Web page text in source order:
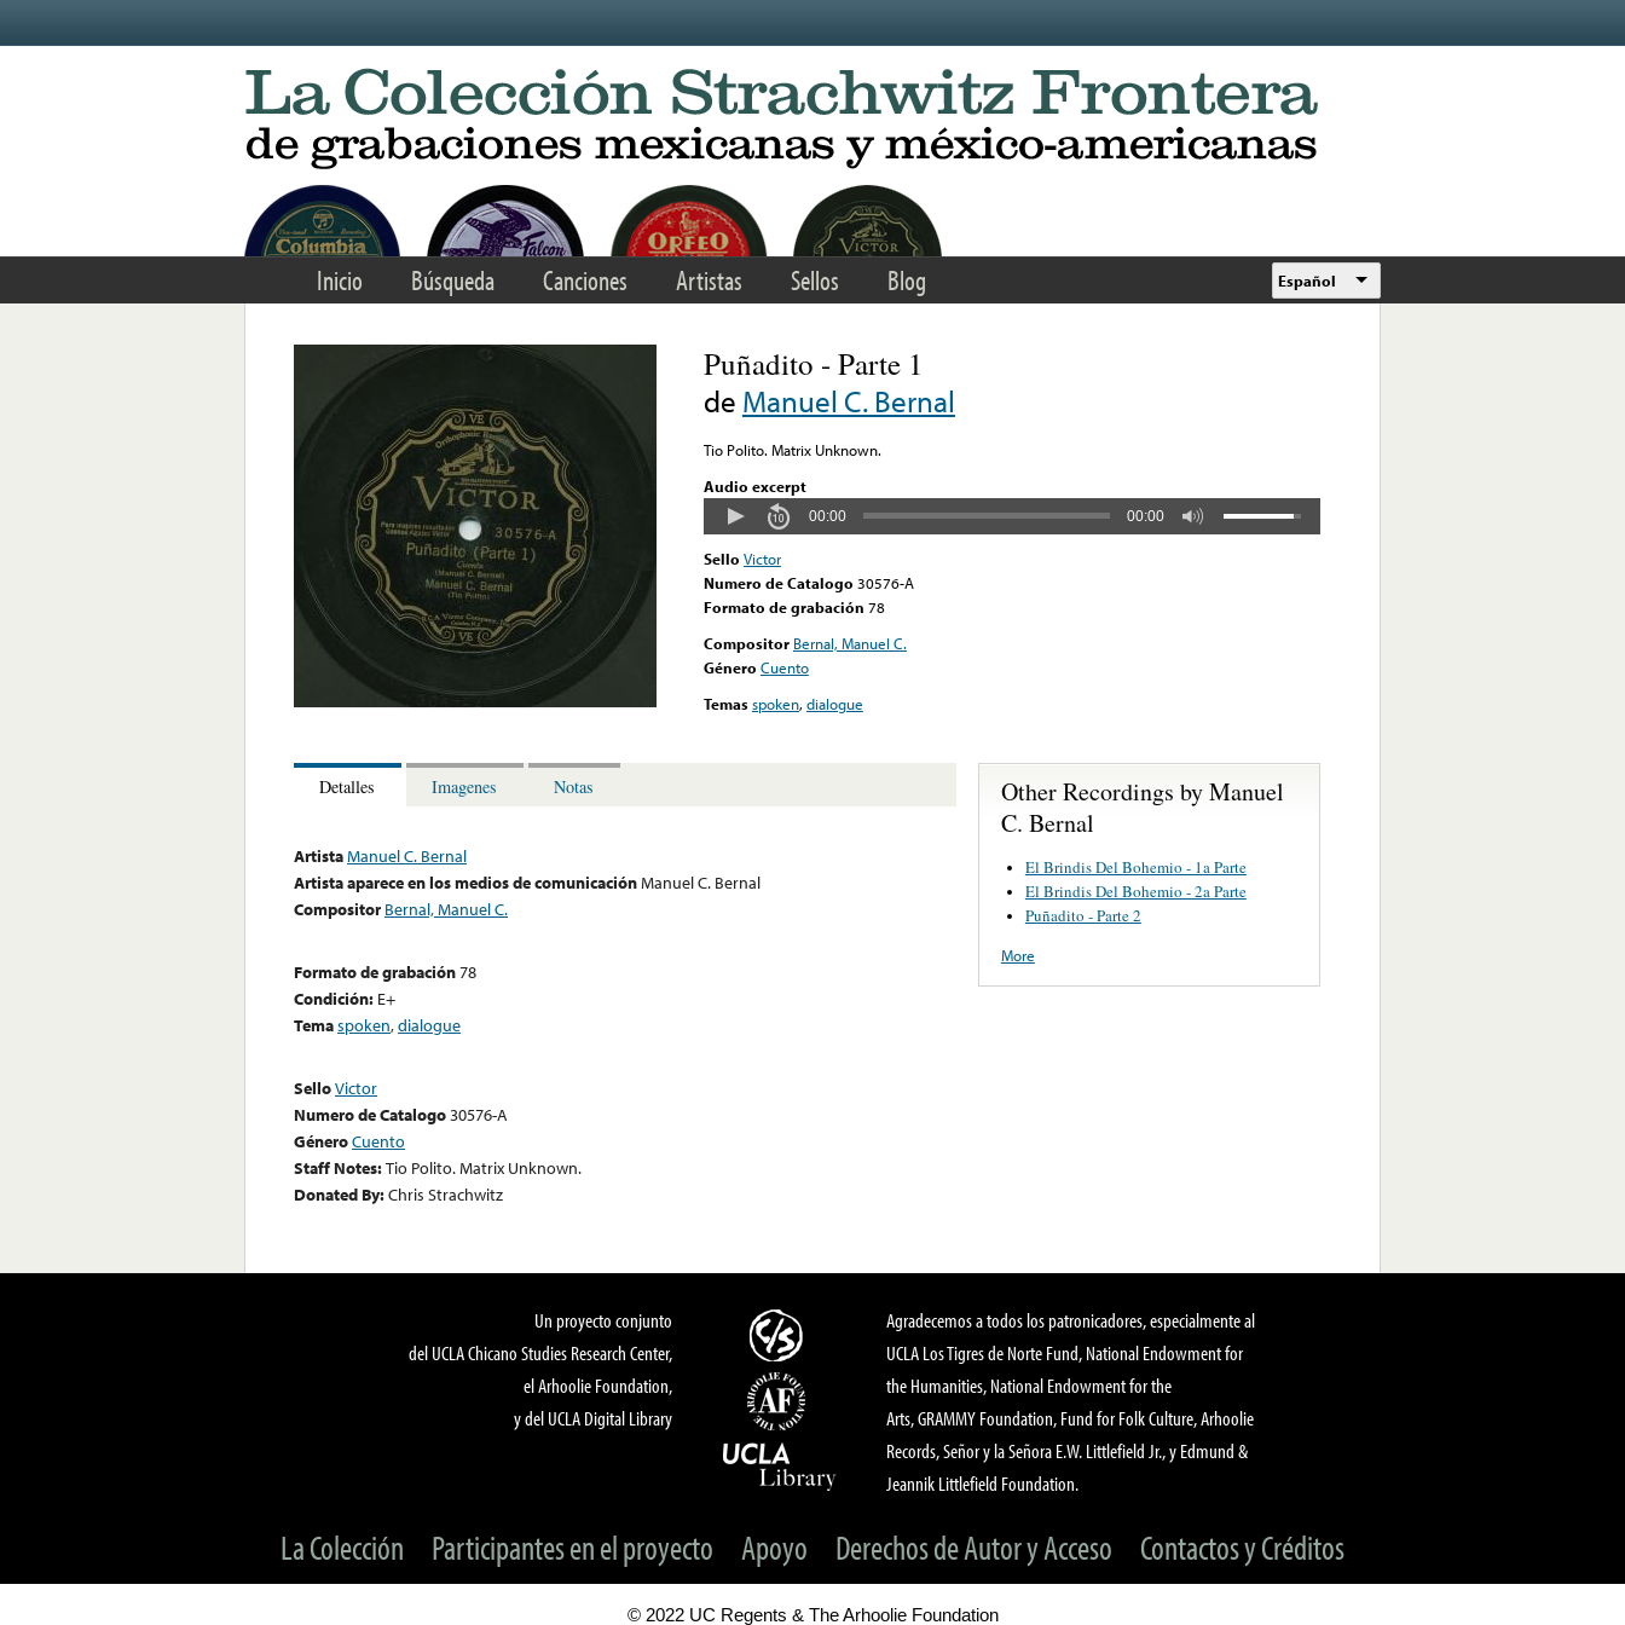
Inicio Búsqueda Canciones Artistas Sellos Blog Español
Puñadito - Parte 1
de Manuel C. Bernal
Tio Polito. Matrix Unknown.
Audio excerpt
00:00 00:00
Sello Victor
Numero de Catalogo 30576-A
Formato de grabación 78
Compositor Bernal, Manuel C.
Género Cuento
Temasspoken,dialogue
Detalles Imagenes Notas
ArtistaManuel C. Bernal
Artista aparece en los medios de comunicaciónManuel C. Bernal
Compositor Bernal, Manuel C.
Formato de grabación78
Condición: E+
Temaspoken,dialogue
SelloVictor
Numero de Catalogo30576-A
GéneroCuento
Staff Notes:Tio Polito. Matrix Unknown.
Donated By:Chris Strachwitz
Other Recordings by Manuel
C. Bernal
El Brindis Del Bohemio - 1a Parte
El Brindis Del Bohemio - 2a Parte
Puñadito - Parte 2
More
Un proyecto conjunto
del UCLA Chicano Studies Research Center,
el Arhoolie Foundation,
y del UCLA Digital Library
Agradecemos a todos los patronicadores, especialmente al
UCLA Los Tigres de Norte Fund, National Endowment for
the Humanities, National Endowment for the
Arts, GRAMMY Foundation, Fund for Folk Culture, Arhoolie
Records, Señor y la Señora E.W. Littlefield Jr., y Edmund &
Jeannik Littlefield Foundation.
La Colección Participantes en el proyecto Apoyo Derechos de Autor y Acceso Contactos y Créditos
© 2022 UC Regents & The Arhoolie Foundation